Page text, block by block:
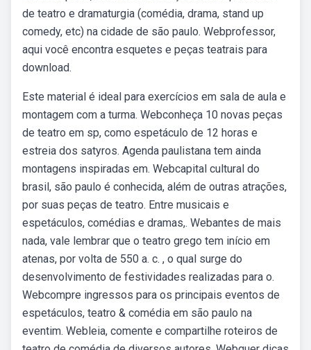
de teatro e dramaturgia (comédia, drama, stand up
comedy, etc) na cidade de são paulo. Webprofessor,
aqui você encontra esquetes e peças teatrais para
download.
Este material é ideal para exercícios em sala de aula e
montagem com a turma. Webconheça 10 novas peças
de teatro em sp, como espetáculo de 12 horas e
estreia dos satyros. Agenda paulistana tem ainda
montagens inspiradas em. Webcapital cultural do
brasil, são paulo é conhecida, além de outras atrações,
por suas peças de teatro. Entre musicais e
espetáculos, comédias e dramas,. Webantes de mais
nada, vale lembrar que o teatro grego tem início em
atenas, por volta de 550 a. c. , o qual surge do
desenvolvimento de festividades realizadas para o.
Webcompre ingressos para os principais eventos de
espetáculos, teatro & comédia em são paulo na
eventim. Webleia, comente e compartilhe roteiros de